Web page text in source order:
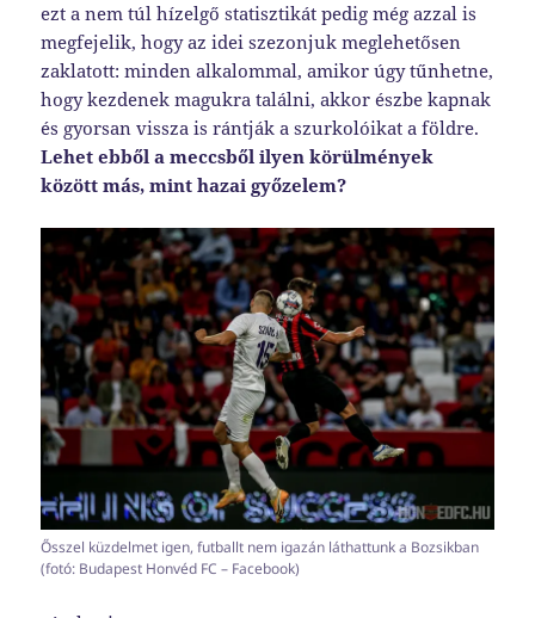
ezt a nem túl hízelgő statisztikát pedig még azzal is
megfejelik, hogy az idei szezonjuk meglehetősen
zaklatott: minden alkalommal, amikor úgy tűnhetne,
hogy kezdenek magukra találni, akkor észbe kapnak
és gyorsan vissza is rántják a szurkolóikat a földre.
Lehet ebből a meccsből ilyen körülmények
között más, mint hazai győzelem?
Ősszel küzdelmet igen, futballt nem igazán láthattunk a Bozsikban
(fotó: Budapest Honvéd FC – Facebook)